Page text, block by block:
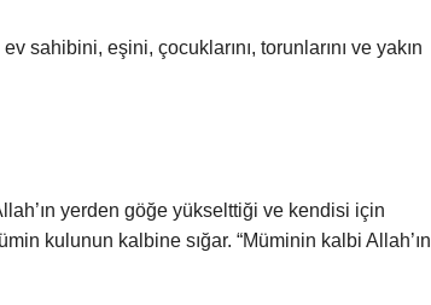
sahibini, eşini, çocuklarını, torunlarını ve yakın
yerden göğe yükselttiği ve kendisi için
kulunun kalbine sığar. “Müminin kalbi Allah’ın